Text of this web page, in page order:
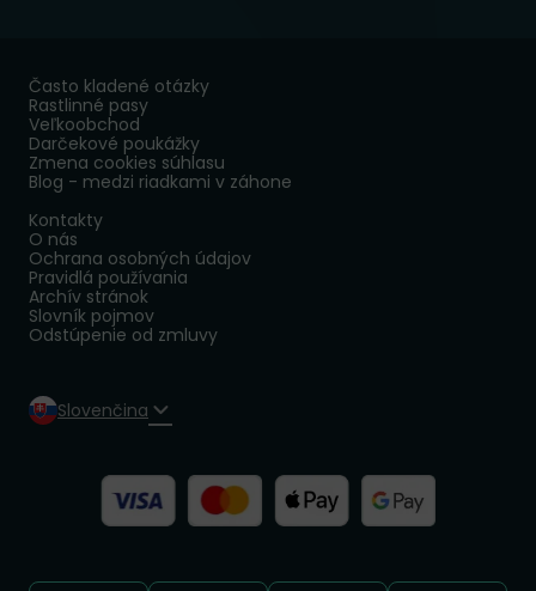
Často kladené otázky
Rastlinné pasy
Veľkoobchod
Darčekové poukážky
Zmena cookies súhlasu
Blog - medzi riadkami v záhone
Kontakty
O nás
Ochrana osobných údajov
Pravidlá používania
Archív stránok
Slovník pojmov
Odstúpenie od zmluvy
Slovenčina